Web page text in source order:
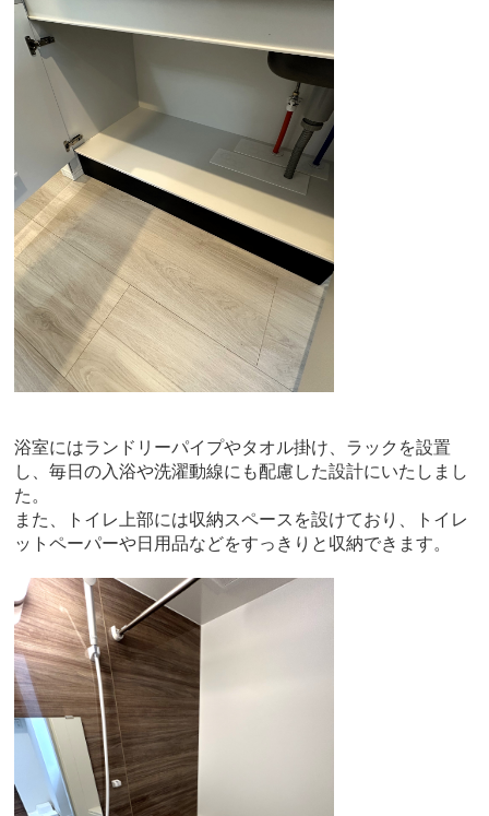
浴室にはランドリーパイプやタオル掛け、ラックを設置
し、毎日の入浴や洗濯動線にも配慮した設計にいたしまし
た。
また、トイレ上部には収納スペースを設けており、トイレ
ットペーパーや日用品などをすっきりと収納できます。